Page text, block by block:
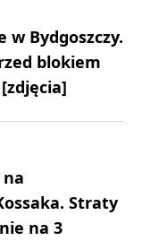
w Bydgoszczy.
blokiem
Straty
na 3